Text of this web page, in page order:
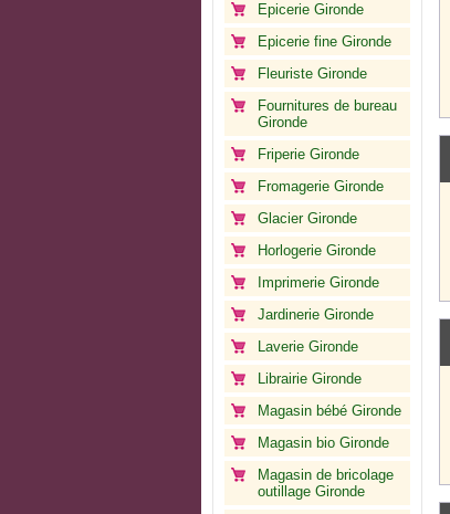
Epicerie Gironde
Epicerie fine Gironde
Fleuriste Gironde
Fournitures de bureau
Gironde
Friperie Gironde
Fromagerie Gironde
Glacier Gironde
Horlogerie Gironde
Imprimerie Gironde
Jardinerie Gironde
Laverie Gironde
Librairie Gironde
Magasin bébé Gironde
Magasin bio Gironde
Magasin de bricolage
outillage Gironde